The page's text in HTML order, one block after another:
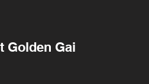
Golden Gai